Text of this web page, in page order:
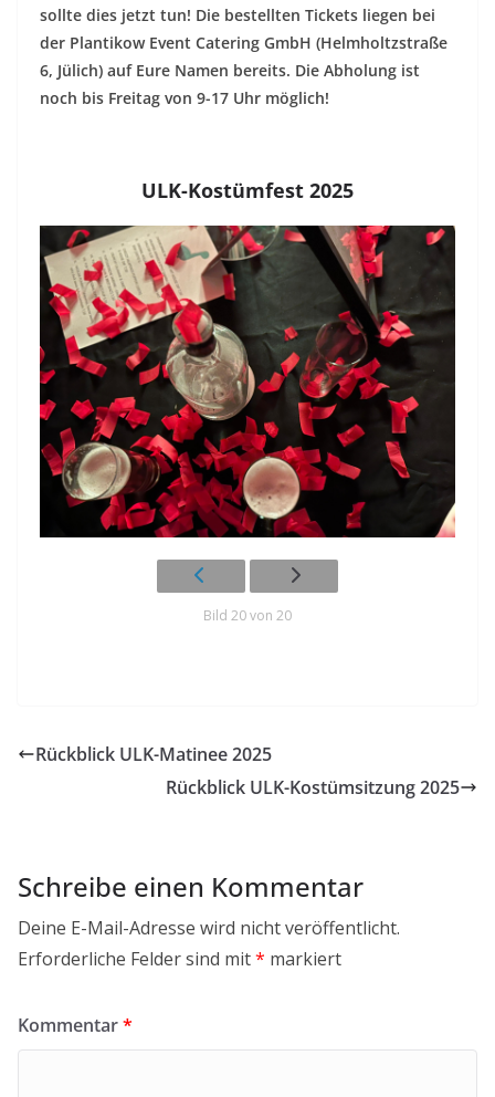
sollte dies jetzt tun! Die bestellten Tickets liegen bei
der Plantikow Event Catering GmbH (Helmholtzstraße
6, Jülich) auf Eure Namen bereits. Die Abholung ist
noch bis Freitag von 9-17 Uhr möglich!
ULK-Kostümfest 2025
Bild 20 von 20
Rückblick ULK-Matinee 2025
Rückblick ULK-Kostümsitzung 2025
Schreibe einen Kommentar
Deine E-Mail-Adresse wird nicht veröffentlicht.
Erforderliche Felder sind mit* markiert
Kommentar*